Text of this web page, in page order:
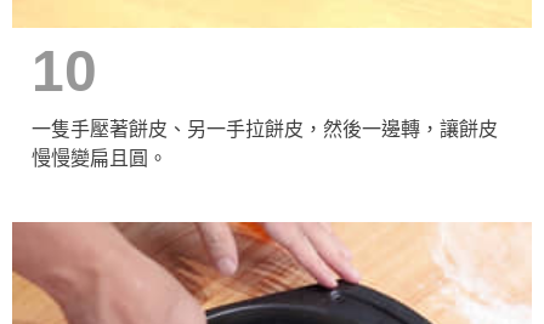
10
一隻手壓著餅皮、另一手拉餅皮，然後一邊轉，讓餅皮
慢慢變扁且圓。